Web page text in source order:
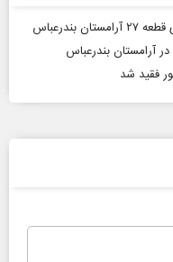
در آرامستان بندرعباس
فقید شد